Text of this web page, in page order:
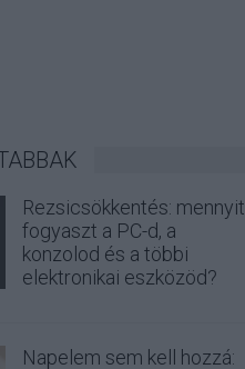
Rezsicsökkentés: mennyit
fogyaszt a PC-d, a
konzolod és a többi
elektronikai eszközöd?
Napelem sem kell hozzá: